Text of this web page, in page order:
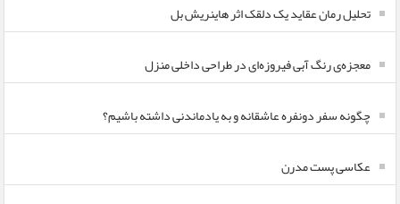
تحلیل رمان عقاید یک دلقک اثر هاینریش بل
معجزه‌ی رنگ آبی فیروزه‌ای در طراحی داخلی منزل
چگونه سفر دونفره عاشقانه و به یادماندنی داشته باشیم؟
عکاسی پست مدرن